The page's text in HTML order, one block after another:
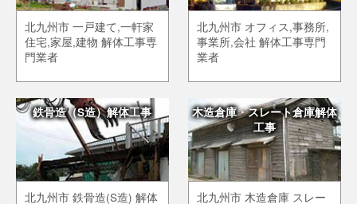
北九州市 一戸建て,一軒家
住宅,家屋,建物 解体工事専
門業者
北九州市 オフィス,事務所,
事業所,会社 解体工事専門
業者
鉄骨造（S造）解体工事
北九州市 鉄骨造(S造) 解体
木造倉庫・スレート倉庫解体
工事
北九州市 木造倉庫 スレー